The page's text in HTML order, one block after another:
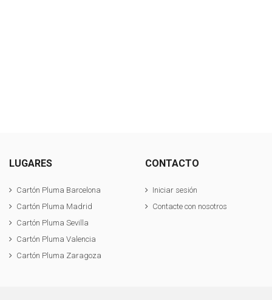
LUGARES
Cartón Pluma Barcelona
Cartón Pluma Madrid
Cartón Pluma Sevilla
Cartón Pluma Valencia
Cartón Pluma Zaragoza
CONTACTO
Iniciar sesión
Contacte con nosotros